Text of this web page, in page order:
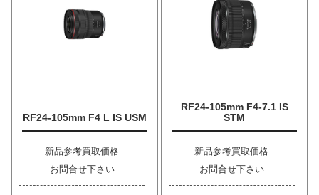
RF24-105mm F4 L IS USM
新品参考買取価格
お問合せ下さい
RF24-105mm F4-7.1 IS
STM
新品参考買取価格
お問合せ下さい